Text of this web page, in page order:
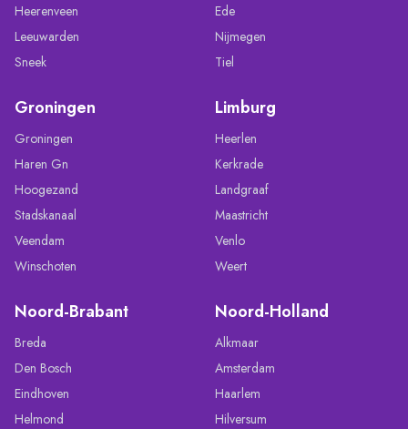
Heerenveen
Leeuwarden
Sneek
Ede
Nijmegen
Tiel
Groningen
Groningen
Haren Gn
Hoogezand
Stadskanaal
Veendam
Winschoten
Limburg
Heerlen
Kerkrade
Landgraaf
Maastricht
Venlo
Weert
Noord-Brabant
Breda
Den Bosch
Eindhoven
Helmond
Noord-Holland
Alkmaar
Amsterdam
Haarlem
Hilversum